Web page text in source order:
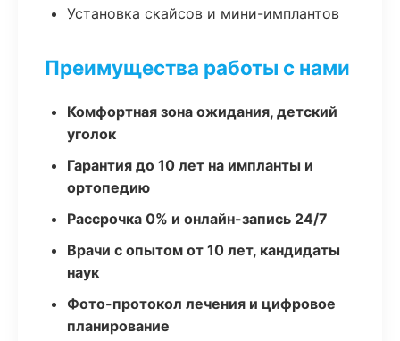
Установка скайсов и мини-имплантов
Преимущества работы с нами
Комфортная зона ожидания, детский
уголок
Гарантия до 10 лет на импланты и
ортопедию
Рассрочка 0% и онлайн-запись 24/7
Врачи с опытом от 10 лет, кандидаты
наук
Фото-протокол лечения и цифровое
планирование